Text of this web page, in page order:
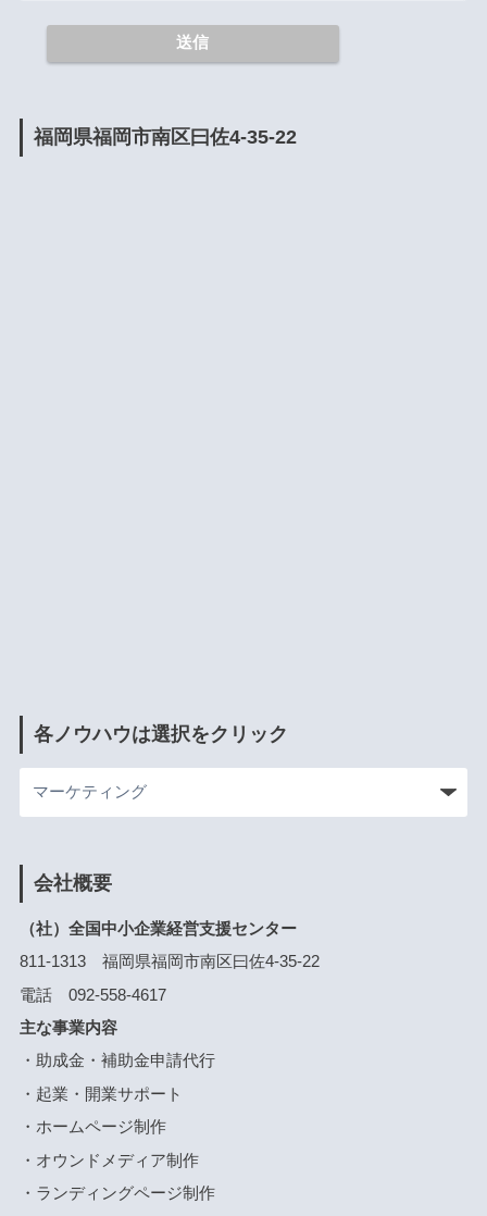
福岡県福岡市南区曰佐4-35-22
各ノウハウは選択をクリック
会社概要
（社）全国中小企業経営支援センター
811-1313 福岡県福岡市南区曰佐4-35-22
電話 092-558-4617
主な事業内容
・助成金・補助金申請代行
・起業・開業サポート
・ホームページ制作
・オウンドメディア制作
・ランディングページ制作